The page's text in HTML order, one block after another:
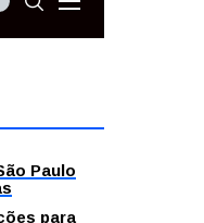
Paulo
para